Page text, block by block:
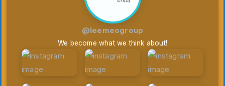
@leemeogroup
We become what we think about!